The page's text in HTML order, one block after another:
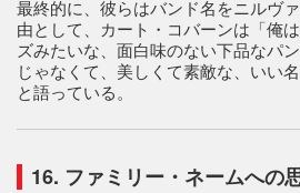
最終的に、彼らはバンド名をニルヴ
由として、カート・コバーンは「俺
ズみたいな、面白味のない下品なパ
じゃなくて、美しくて素敵な、いい
と語っている。
16. ファミリー・ネームへの